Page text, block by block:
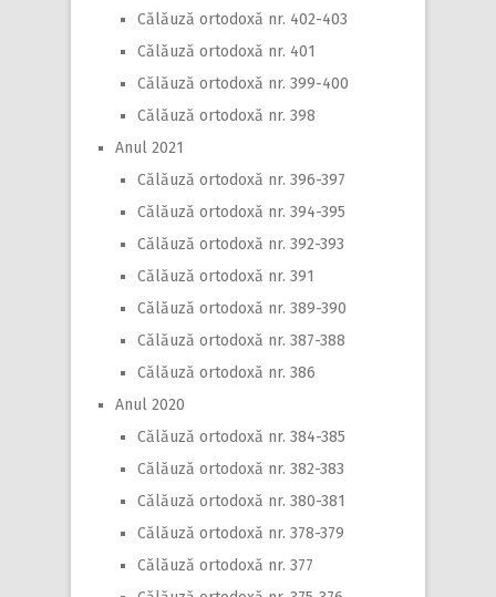
Călăuză ortodoxă nr. 402-403
Călăuză ortodoxă nr. 401
Călăuză ortodoxă nr. 399-400
Călăuză ortodoxă nr. 398
Anul 2021
Călăuză ortodoxă nr. 396-397
Călăuză ortodoxă nr. 394-395
Călăuză ortodoxă nr. 392-393
Călăuză ortodoxă nr. 391
Călăuză ortodoxă nr. 389-390
Călăuză ortodoxă nr. 387-388
Călăuză ortodoxă nr. 386
Anul 2020
Călăuză ortodoxă nr. 384-385
Călăuză ortodoxă nr. 382-383
Călăuză ortodoxă nr. 380-381
Călăuză ortodoxă nr. 378-379
Călăuză ortodoxă nr. 377